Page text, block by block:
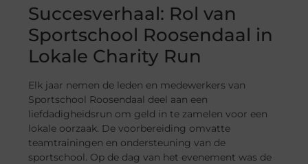
Succesverhaal: Rol van
Sportschool Roosendaal in
Lokale Charity Run
Elk jaar nemen de leden en medewerkers van
Sportschool Roosendaal deel aan een
liefdadigheidsrun om geld in te zamelen voor een
lokale oorzaak. De voorbereiding omvatte
teamtrainingen en ondersteuning van de
sportschool. Op de dag van het evenement was de